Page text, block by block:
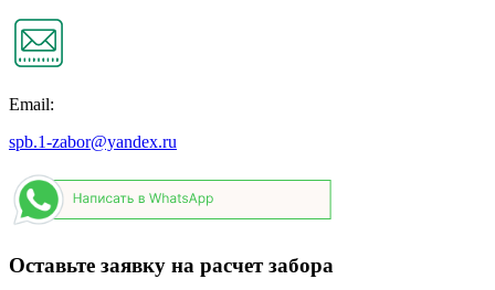
Email:
spb.1-zabor@yandex.ru
Оставьте заявку на расчет забора